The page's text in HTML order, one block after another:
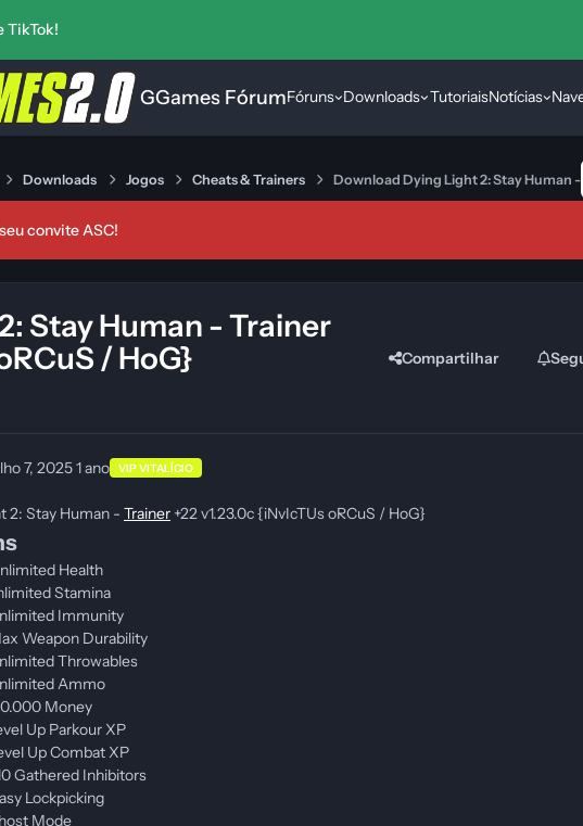
TikTok!
GGames FórumFóruns Downloads TutoriaisNotícias
Downloads Jogos Cheats & Trainers Download Dying Light 2: Stay Human -
convite ASC!
Stay Human - Trainer
/ HoG}
Compartilhar
7, 20251 ano VIP VITALÍCIO
2: Stay Human - Trainer +22 v1.23.0c {iNvIcTUs oRCuS / HoG}
Health
Stamina
Immunity
Weapon Durability
Throwables
Ammo
Money
Up Parkour XP
Up Combat XP
Gathered Inhibitors
Lockpicking
Mode